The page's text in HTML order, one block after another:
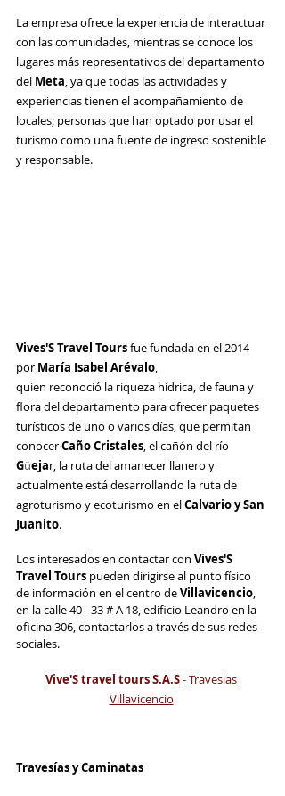
La empresa ofrece la experiencia de interactuar
con las comunidades, mientras se conoce los
lugares más representativos del departamento
del Meta, ya que todas las actividades y
experiencias tienen el acompañamiento de
locales; personas que han optado por usar el
turismo como una fuente de ingreso sostenible
y responsable.
Vives'S Travel Tours fue fundada en el 2014
por María Isabel Arévalo,
quien reconoció la riqueza hídrica, de fauna y
flora del departamento para ofrecer paquetes
turísticos de uno o varios días, que permitan
conocer Caño Cristales, el cañón del río
Güejar, la ruta del amanecer llanero y
actualmente está desarrollando la ruta de
agroturismo y ecoturismo en el Calvario y San
Juanito.
Los interesados en contactar con Vives'S
Travel Tours pueden dirigirse al punto físico
de información en el centro de Villavicencio,
en la calle 40 - 33 # A 18, edificio Leandro en la
oficina 306, contactarlos a través de sus redes
sociales.
Vive'S travel tours S.A.S - Travesias
Villavicencio
Travesías y Caminatas